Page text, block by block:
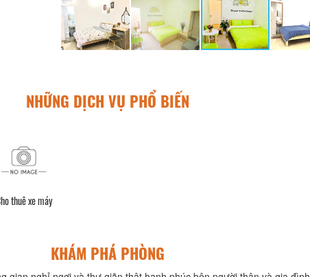
NHỮNG DỊCH VỤ PHỔ BIẾN
thuê xe máy
KHÁM PHÁ PHÒNG